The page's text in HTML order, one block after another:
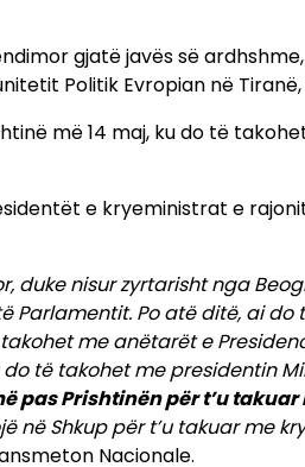
gjatë javës së
Politik Evropian në Tiranë,
më 14 maj, ku do të
e kryeministrat e
duke nisur zyrtarisht nga
Parlamentit. Po atë ditë, ai do
me anëtarët e
do të takohet me presidentin
pas Prishtinën për t’u
në Shkup për t’u takuar me
Nacionale.